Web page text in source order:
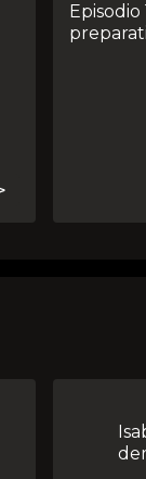
Episodio 10: Últimos